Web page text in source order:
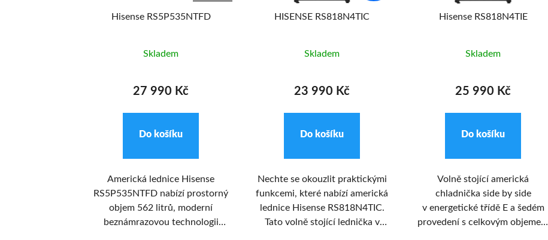
Hisense RS5P535NTFD
Skladem
27 990 Kč
Do košíku
Americká lednice Hisense
RS5P535NTFD nabízí prostorný
objem 562 litrů, moderní
beznámrazovou technologii
HISENSE RS818N4TIC
Skladem
23 990 Kč
Do košíku
Nechte se okouzlit praktickými
funkcemi, které nabízí americká
lednice Hisense RS818N4TIC.
Tato volně stojící lednička v
Hisense RS818N4TIE
Skladem
25 990 Kč
Do košíku
Volně stojící americká
chladnička side by side
v energetické třídě E a šedém
provedení s celkovým objemem